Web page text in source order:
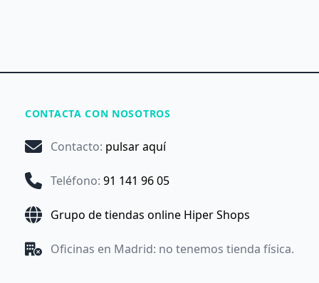
CONTACTA CON NOSOTROS
Contacto: pulsar aquí
Teléfono: 91 141 96 05
Grupo de tiendas online Hiper Shops
Oficinas en Madrid: no tenemos tienda física.